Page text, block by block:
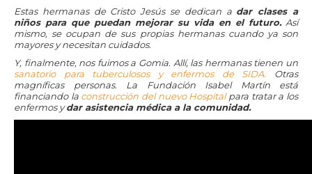
Estas hermanas de Cristo Jesús se dedican a dar clases a
niños para que puedan mejorar su vida en el futuro.Así
mismo, se ocupan de sus propias hermanas cuando ya son
mayores y necesitan cuidados.
Y, finalmente, nos fuimos a Gomia. Allí, las hermanas tienen un
sanatorio para tuberculosos y enfermos de SIDA. Otras
magníficas personas. La Fundación Isabel Martín está
financiando la construcción del nuevo Hospitalpara tratar a los
enfermos ydar asistencia médica a la comunidad.